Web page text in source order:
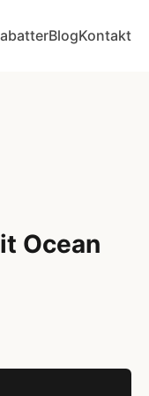
BlogKontakt
Ocean